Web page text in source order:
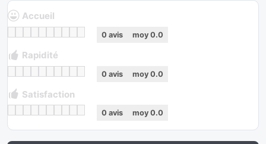
Accueil
0 avis moy 0.0
Rapidité
0 avis moy 0.0
Satisfaction
0 avis moy 0.0